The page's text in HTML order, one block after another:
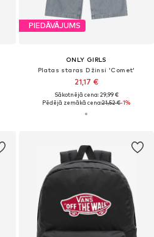
PIEDĀVĀJUMS
ONLY GIRLS
Platas staras Džinsi 'Comet'
21,17 €
Sākotnējā cena: 29,99 €
Pēdējā zemākā cena:21,52 €-1%